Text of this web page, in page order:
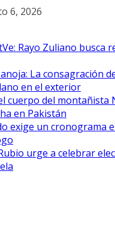
6, 2026
Rayo Zuliano busca
La consagración
en el exterior
cuerpo del montañista
en Pakistán
exige un cronograma
urge a celebrar